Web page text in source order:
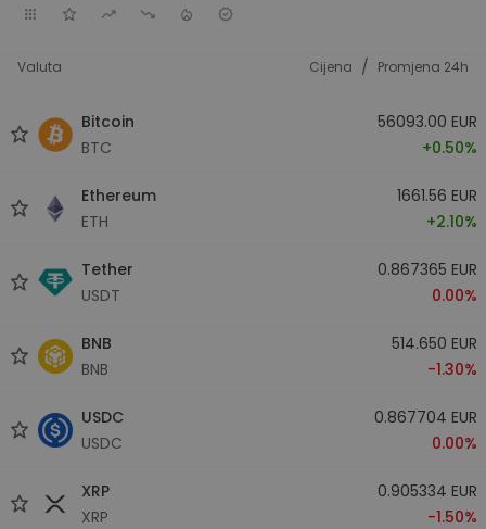
Valuta Cijena / Promjena 24h
Bitcoin
BTC
56093.00 EUR
+0.50%
Ethereum
ETH
1661.56 EUR
+2.10%
Tether
USDT
0.867365 EUR
0.00%
BNB
BNB
514.650 EUR
-1.30%
USDC
USDC
0.867704 EUR
0.00%
XRP
XRP
0.905334 EUR
-1.50%